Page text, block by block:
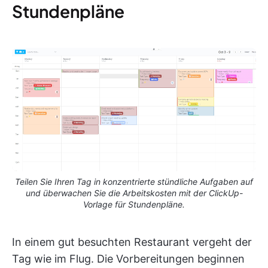
Stundenpläne
Teilen Sie Ihren Tag in konzentrierte stündliche Aufgaben auf
und überwachen Sie die Arbeitskosten mit der ClickUp-
Vorlage für Stundenpläne.
In einem gut besuchten Restaurant vergeht der
Tag wie im Flug. Die Vorbereitungen beginnen